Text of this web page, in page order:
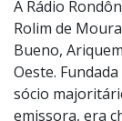
A Rádio
Rolim de
Bueno,
Oeste.
sócio
emissora, era